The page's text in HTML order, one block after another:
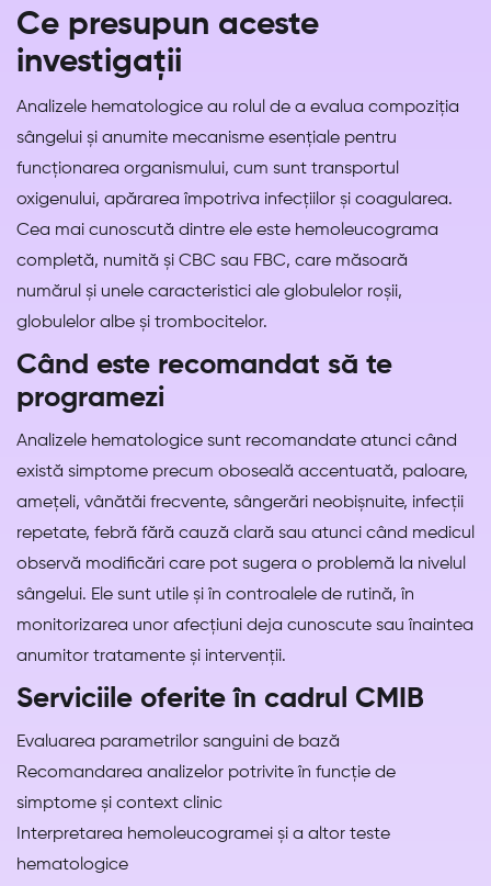
Ce presupun aceste
investigații
Analizele hematologice au rolul de a evalua compoziția
sângelui și anumite mecanisme esențiale pentru
funcționarea organismului, cum sunt transportul
oxigenului, apărarea împotriva infecțiilor și coagularea.
Cea mai cunoscută dintre ele este hemoleucograma
completă, numită și CBC sau FBC, care măsoară
numărul și unele caracteristici ale globulelor roșii,
globulelor albe și trombocitelor.
Când este recomandat să te
programezi
Analizele hematologice sunt recomandate atunci când
există simptome precum oboseală accentuată, paloare,
amețeli, vânătăi frecvente, sângerări neobișnuite, infecții
repetate, febră fără cauză clară sau atunci când medicul
observă modificări care pot sugera o problemă la nivelul
sângelui. Ele sunt utile și în controalele de rutină, în
monitorizarea unor afecțiuni deja cunoscute sau înaintea
anumitor tratamente și intervenții.
Serviciile oferite în cadrul CMIB
Evaluarea parametrilor sanguini de bază
Recomandarea analizelor potrivite în funcție de
simptome și context clinic
Interpretarea hemoleucogramei și a altor teste
hematologice